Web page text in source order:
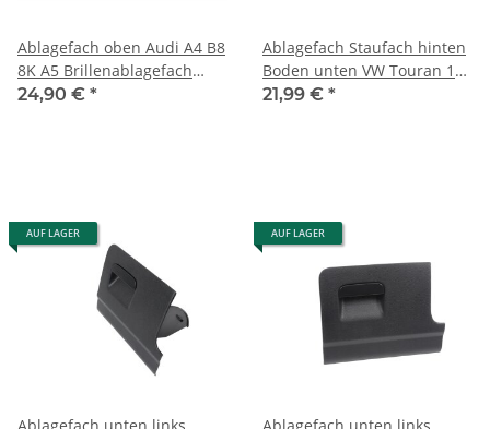
Ablagefach oben Audi A4 B8
8K A5 Brillenablagefach
soul/schwarz 8T0947133A
24,90 € *
Ablagefach Staufach hinten
Boden unten VW Touran 1T3
schwarz 1T0863991A links-
21,99 € *
AUF LAGER AUF LAGER